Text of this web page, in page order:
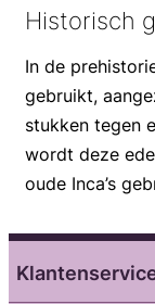
Historisch
In de
gebruikt,
stukken tegen
wordt deze
oude Inca’s